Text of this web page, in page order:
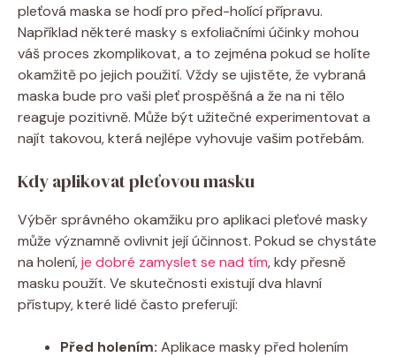
pleťová maska se hodí pro před-holící přípravu.
Například některé masky s exfoliačními účinky mohou
váš proces zkomplikovat, a to zejména pokud se holíte
okamžitě po jejich použití. Vždy se ujistěte, že vybraná
maska bude pro vaši pleť prospěšná a že na ni tělo
reaguje pozitivně. Může být užitečné experimentovat a
najít takovou, která nejlépe vyhovuje vašim potřebám.
Kdy aplikovat pleťovou masku
Výběr správného okamžiku pro aplikaci pleťové masky
může významně ovlivnit její účinnost. Pokud se chystáte
na holení,je dobré zamyslet se nad tím, kdy přesně
masku použít. Ve skutečnosti existují dva hlavní
přístupy, které lidé často preferují:
Před holením: Aplikace masky před holením